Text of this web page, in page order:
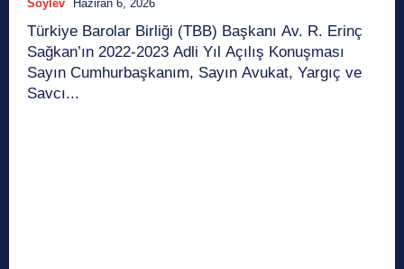
Söylev Haziran 6, 2026
Türkiye Barolar Birliği (TBB) Başkanı Av. R. Erinç
Sağkan’ın 2022-2023 Adli Yıl Açılış Konuşması
Sayın Cumhurbaşkanım, Sayın Avukat, Yargıç ve
Savcı...